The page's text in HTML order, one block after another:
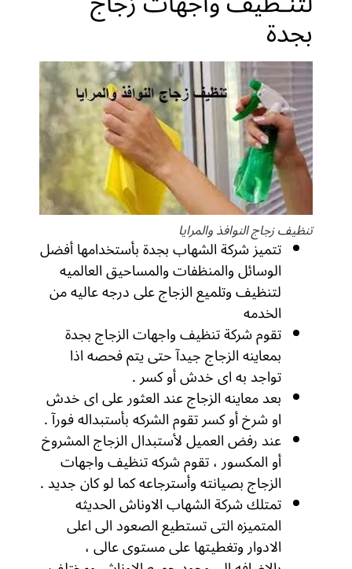
بجدة
تنظيف زجاج النوافذ والمرايا
تتميز شركة الشهاب بجدة بأستخدامها أفضل
الوسائل والمنظفات والمساحيق العالميه
لتنظيف وتلميع الزجاج على درجه عاليه من
الخدمه
تقوم شركة تنظيف واجهات الزجاج بجدة
بمعاينه الزجاج جيدآ حتى يتم فحصه اذا
تواجد به اى خدش أو كسر .
بعد معاينه الزجاج عند العثور على اى خدش
او شرخ أو كسر تقوم الشركه بأستبداله فورآ .
عند رفض العميل لأستبدال الزجاج المشروخ
أو المكسور ، تقوم شركه تنظيف واجهات
الزجاج بصيانته وأسترجاعه كما لو كان جديد .
تمتلك شركة الشهاب الاوناش الحديثه
المتميزه التى تستطيع الصعود الى اعلى
الادوار وتغطيتها على مستوى عالى ،